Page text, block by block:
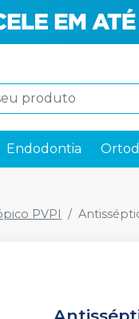
Endodontia
PVPI